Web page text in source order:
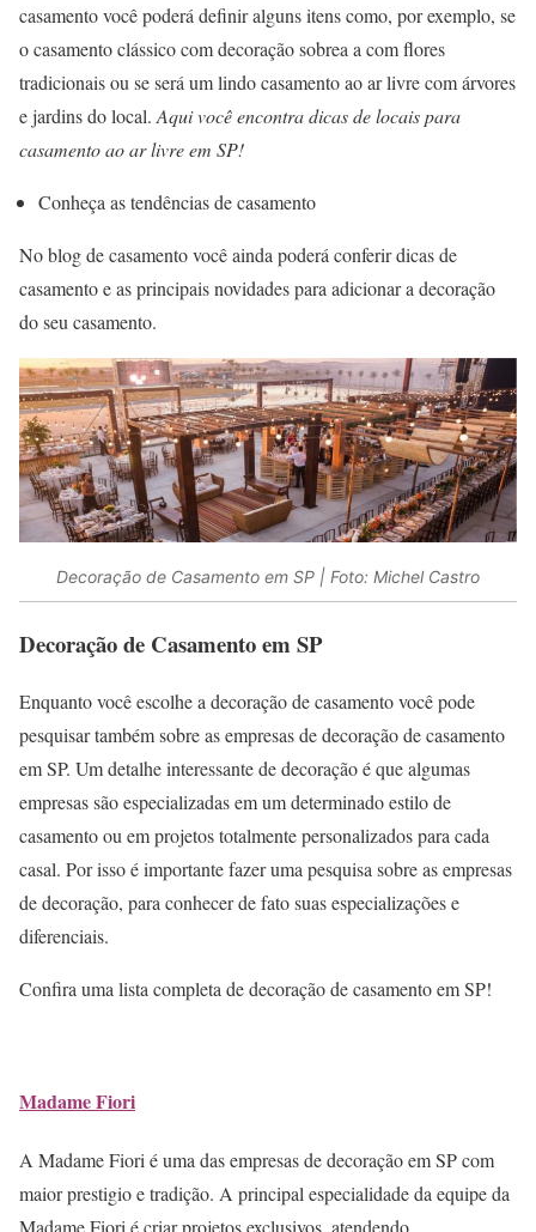
casamento você poderá definir alguns itens como, por exemplo, se
o casamento clássico com decoração sobrea a com flores
tradicionais ou se será um lindo casamento ao ar livre com árvores
e jardins do local. Aqui você encontra dicas de locais para
casamento ao ar livre em SP!
Conheça as tendências de casamento
No blog de casamento você ainda poderá conferir dicas de
casamento e as principais novidades para adicionar a decoração
do seu casamento.
Decoração de Casamento em SP | Foto: Michel Castro
Decoração de Casamento em SP
Enquanto você escolhe a decoração de casamento você pode
pesquisar também sobre as empresas de decoração de casamento
em SP. Um detalhe interessante de decoração é que algumas
empresas são especializadas em um determinado estilo de
casamento ou em projetos totalmente personalizados para cada
casal. Por isso é importante fazer uma pesquisa sobre as empresas
de decoração, para conhecer de fato suas especializações e
diferenciais.
Confira uma lista completa de decoração de casamento em SP!
Madame Fiori
A Madame Fiori é uma das empresas de decoração em SP com
maior prestigio e tradição. A principal especialidade da equipe da
Madame Fiori é criar projetos exclusivos, atendendo